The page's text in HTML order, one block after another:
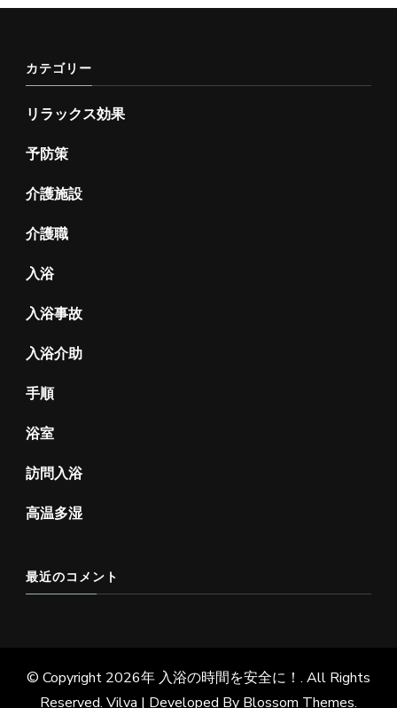
カテゴリー
リラックス効果
予防策
介護施設
介護職
入浴
入浴事故
入浴介助
手順
浴室
訪問入浴
高温多湿
最近のコメント
© Copyright 2026年 入浴の時間を安全に！ . All Rights
Reserved. Vilva | Developed By Blossom Themes.